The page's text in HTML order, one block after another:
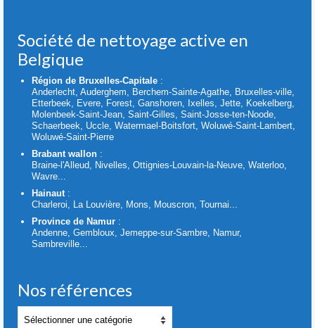
Société de nettoyage active en
Belgique
Région de Bruxelles-Capitale :
Anderlecht, Auderghem, Berchem-Sainte-Agathe, Bruxelles-ville,
Etterbeek, Evere, Forest, Ganshoren, Ixelles, Jette, Koekelberg,
Molenbeek-Saint-Jean, Saint-Gilles, Saint-Josse-ten-Noode,
Schaerbeek, Uccle, Watermael-Boitsfort, Woluwé-Saint-Lambert,
Woluwé-Saint-Pierre
Brabant wallon :
Braine-l'Alleud, Nivelles, Ottignies-Louvain-la-Neuve, Waterloo,
Wavre...
Hainaut :
Charleroi, La Louvière, Mons, Mouscron, Tournai...
Province de Namur :
Andenne, Gembloux, Jemeppe-sur-Sambre, Namur,
Sambreville...
Nos références
Nos
références